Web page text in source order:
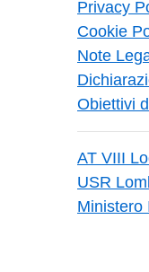
Privacy
Cookie
Note
Obiettivi
AT VIII
USR
Ministero